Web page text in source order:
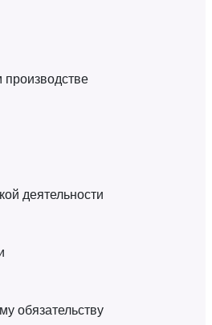
деятельности
обязательству